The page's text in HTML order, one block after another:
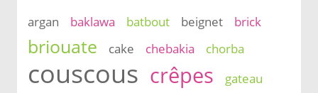
argan baklawa batbout beignet brick
briouate cake chebakia chorba
couscous crêpes
gateau